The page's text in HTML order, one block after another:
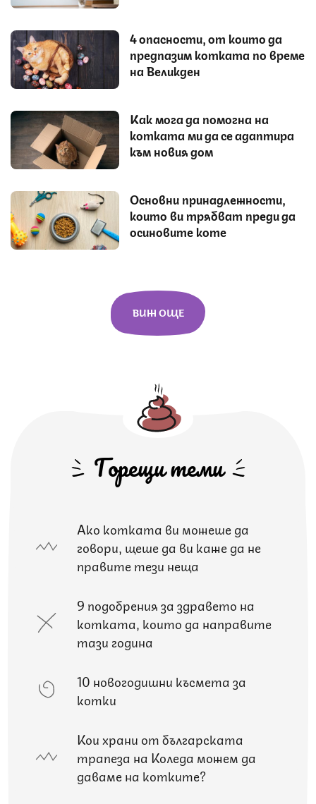
4 опасности, от които да
предпазим котката по време
на Великден
Как мога да помогна на
котката ми да се адаптира
към новия дом
Основни принадлежности,
които ви трябват преди да
осиновите коте
ВИЖ ОЩЕ
Горещи теми
Ако котката ви можеше да
говори, щеше да ви каже да не
правите тези неща
9 подобрения за здравето на
котката, които да направите
тази година
10 новогодишни късмета за
котки
Кои храни от българската
трапеза на Коледа можем да
даваме на котките?